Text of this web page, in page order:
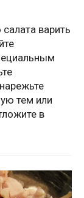
варить
тем или
в